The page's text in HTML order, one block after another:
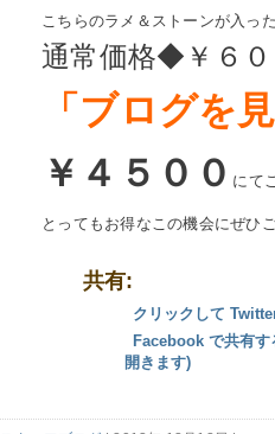
こちらのラメ＆ストーンが入っ
通常価格◆￥６０
「ブログを
￥４５００ にて
とってもお得なこの機会にぜひ
共有:
クリックして
Facebook で共有す
開きます)